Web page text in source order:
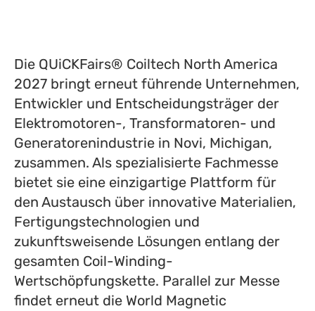
Die QUiCKFairs® Coiltech North America
2027 bringt erneut führende Unternehmen,
Entwickler und Entscheidungsträger der
Elektromotoren-, Transformatoren- und
Generatorenindustrie in Novi, Michigan,
zusammen. Als spezialisierte Fachmesse
bietet sie eine einzigartige Plattform für
den Austausch über innovative Materialien,
Fertigungstechnologien und
zukunftsweisende Lösungen entlang der
gesamten Coil-Winding-
Wertschöpfungskette. Parallel zur Messe
findet erneut die World Magnetic